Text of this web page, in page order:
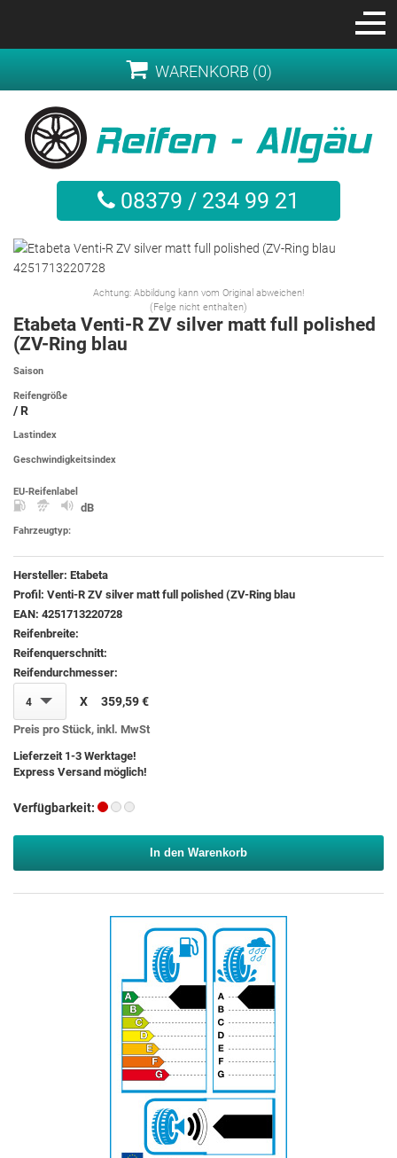
WARENKORB (0)
08379 / 234 99 21
Achtung: Abbildung kann vom Original abweichen!
(Felge nicht enthalten)
Etabeta Venti-R ZV silver matt full polished
(ZV-Ring blau
Saison
Reifengröße
/ R
Lastindex
Geschwindigkeitsindex
EU-Reifenlabel
dB
Fahrzeugtyp:
Hersteller: Etabeta
Profil: Venti-R ZV silver matt full polished (ZV-Ring blau
EAN: 4251713220728
Reifenbreite:
Reifenquerschnitt:
Reifendurchmesser:
4 X 359,59 €
Preis pro Stück, inkl. MwSt
Lieferzeit 1-3 Werktage!
Express Versand möglich!
Verfügbarkeit:
In den Warenkorb